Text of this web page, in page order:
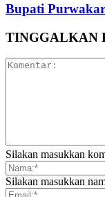
Bupati
TINGGALKAN
Silakan masukkan
Silakan masukkan